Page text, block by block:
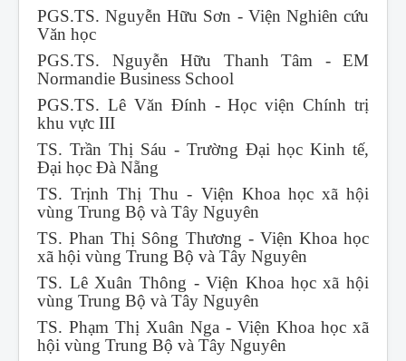
PGS.TS. Nguyễn Hữu Sơn - Viện Nghiên cứu
Văn học
PGS.TS. Nguyễn Hữu Thanh Tâm - EM
Normandie Business School
PGS.TS. Lê Văn Đính - Học viện Chính trị
khu vực III
TS. Trần Thị Sáu - Trường Đại học Kinh tế,
Đại học Đà Nẵng
TS. Trịnh Thị Thu - Viện Khoa học xã hội
vùng Trung Bộ và Tây Nguyên
TS. Phan Thị Sông Thương - Viện Khoa học
xã hội vùng Trung Bộ và Tây Nguyên
TS. Lê Xuân Thông - Viện Khoa học xã hội
vùng Trung Bộ và Tây Nguyên
TS. Phạm Thị Xuân Nga - Viện Khoa học xã
hội vùng Trung Bộ và Tây Nguyên